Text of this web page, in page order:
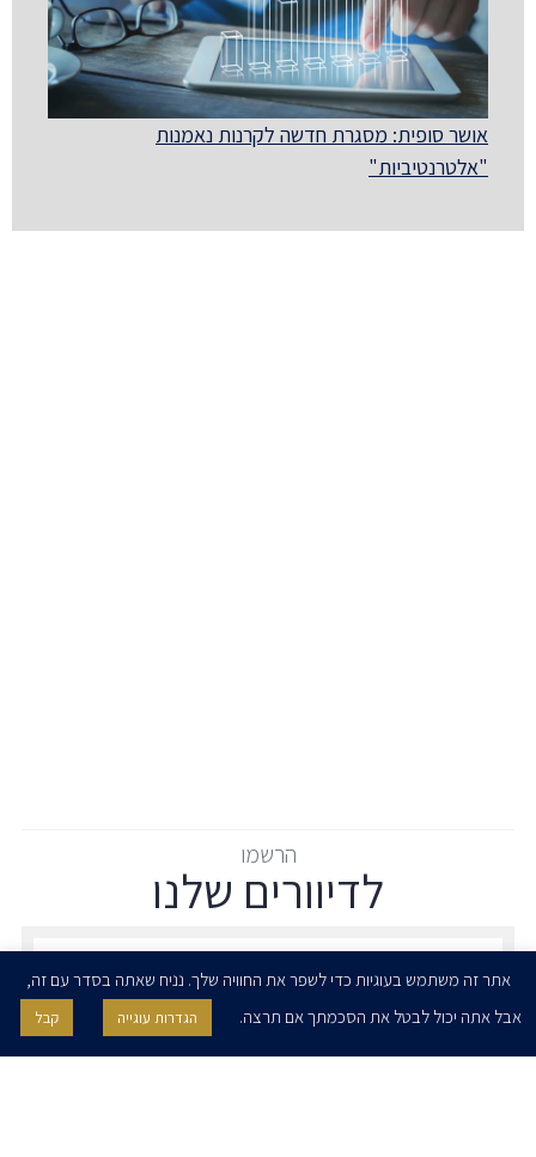
אושר סופית: מסגרת חדשה לקרנות נאמנות
"אלטרנטיביות"
הרשמו
לדיוורים שלנו
אני מאשר/ת בזאת להרצוג, פוקס, נאמן ושות' לשלוח לי ניוזלטרים,
הודעות והזמנות לאירועים וכנסים. אני רשאי/ת לחזור בי מהסכמתי לעיל בכל
אתר זה משתמש בעוגיות כדי לשפר את החוויה שלך. נניח שאתה בסדר עם זה,
אבל אתה יכול לבטל את הסכמתך אם תרצה.
הגדרות עוגייה קבל